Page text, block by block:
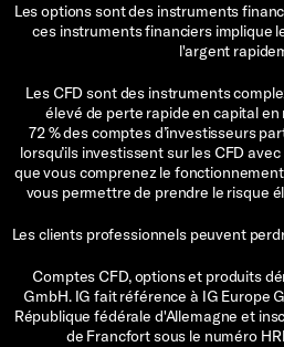
Les options sont des instruments
ces instruments financiers implique
l'argent
Les CFD sont des instruments
élevé de perte rapide en capital en
72 % des comptes d’investisseurs
lorsqu’ils investissent sur les CFD
que vous comprenez le
vous permettre de prendre le risque
Les clients professionnels peuvent
Comptes CFD, options et produits
GmbH. IG fait référence à IG Europe
République fédérale d'Allemagne et
de Francfort sous le numéro